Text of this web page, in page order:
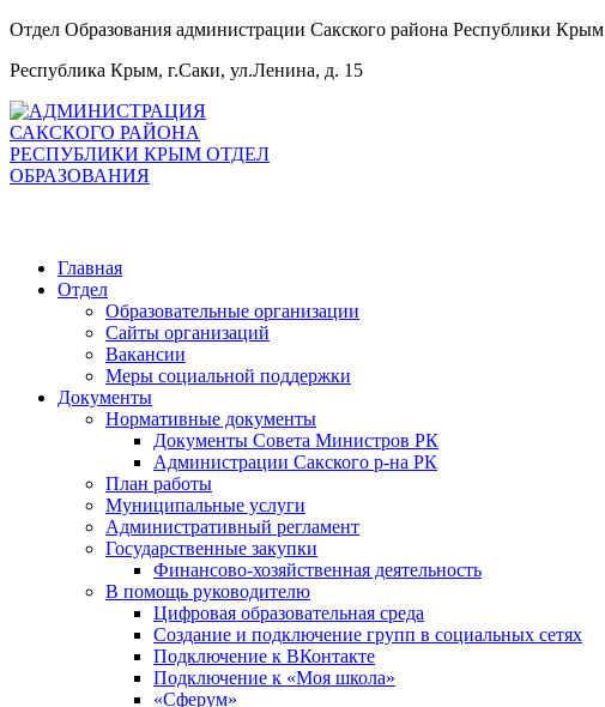
Отдел Образования администрации Сакского района Республики Крым
Республика Крым, г.Саки, ул.Ленина, д. 15
Главная
Отдел
Образовательные организации
Сайты организаций
Вакансии
Меры социальной поддержки
Документы
Нормативные документы
Документы Совета Министров РК
Администрации Сакского р-на РК
План работы
Муниципальные услуги
Административный регламент
Государственные закупки
Финансово-хозяйственная деятельность
В помощь руководителю
Цифровая образовательная среда
Создание и подключение групп в социальных сетях
Подключение к ВКонтакте
Подключение к «Моя школа»
«Сферум»